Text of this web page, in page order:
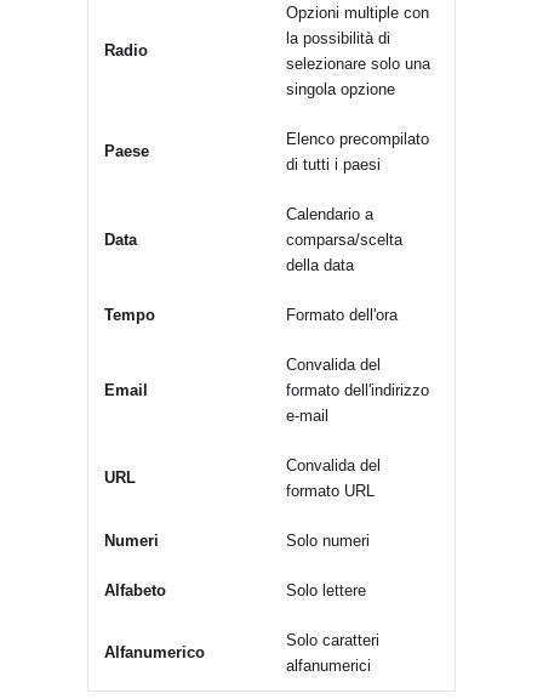
Radio
Opzioni multiple con
la possibilità di
selezionare solo una
singola opzione
Paese
Elenco precompilato
di tutti i paesi
Data
Calendario a
comparsa/scelta
della data
Tempo Formato dell'ora
Email
Convalida del
formato dell'indirizzo
e-mail
URL
Convalida del
formato URL
Numeri Solo numeri
Alfabeto Solo lettere
Alfanumerico
Solo caratteri
alfanumerici